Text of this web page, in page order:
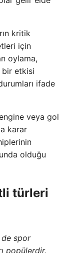
kritik
için
oylama,
bir etkisi
ifade
veya gol
karar
olduğu
türleri
de spor
popülerdir.